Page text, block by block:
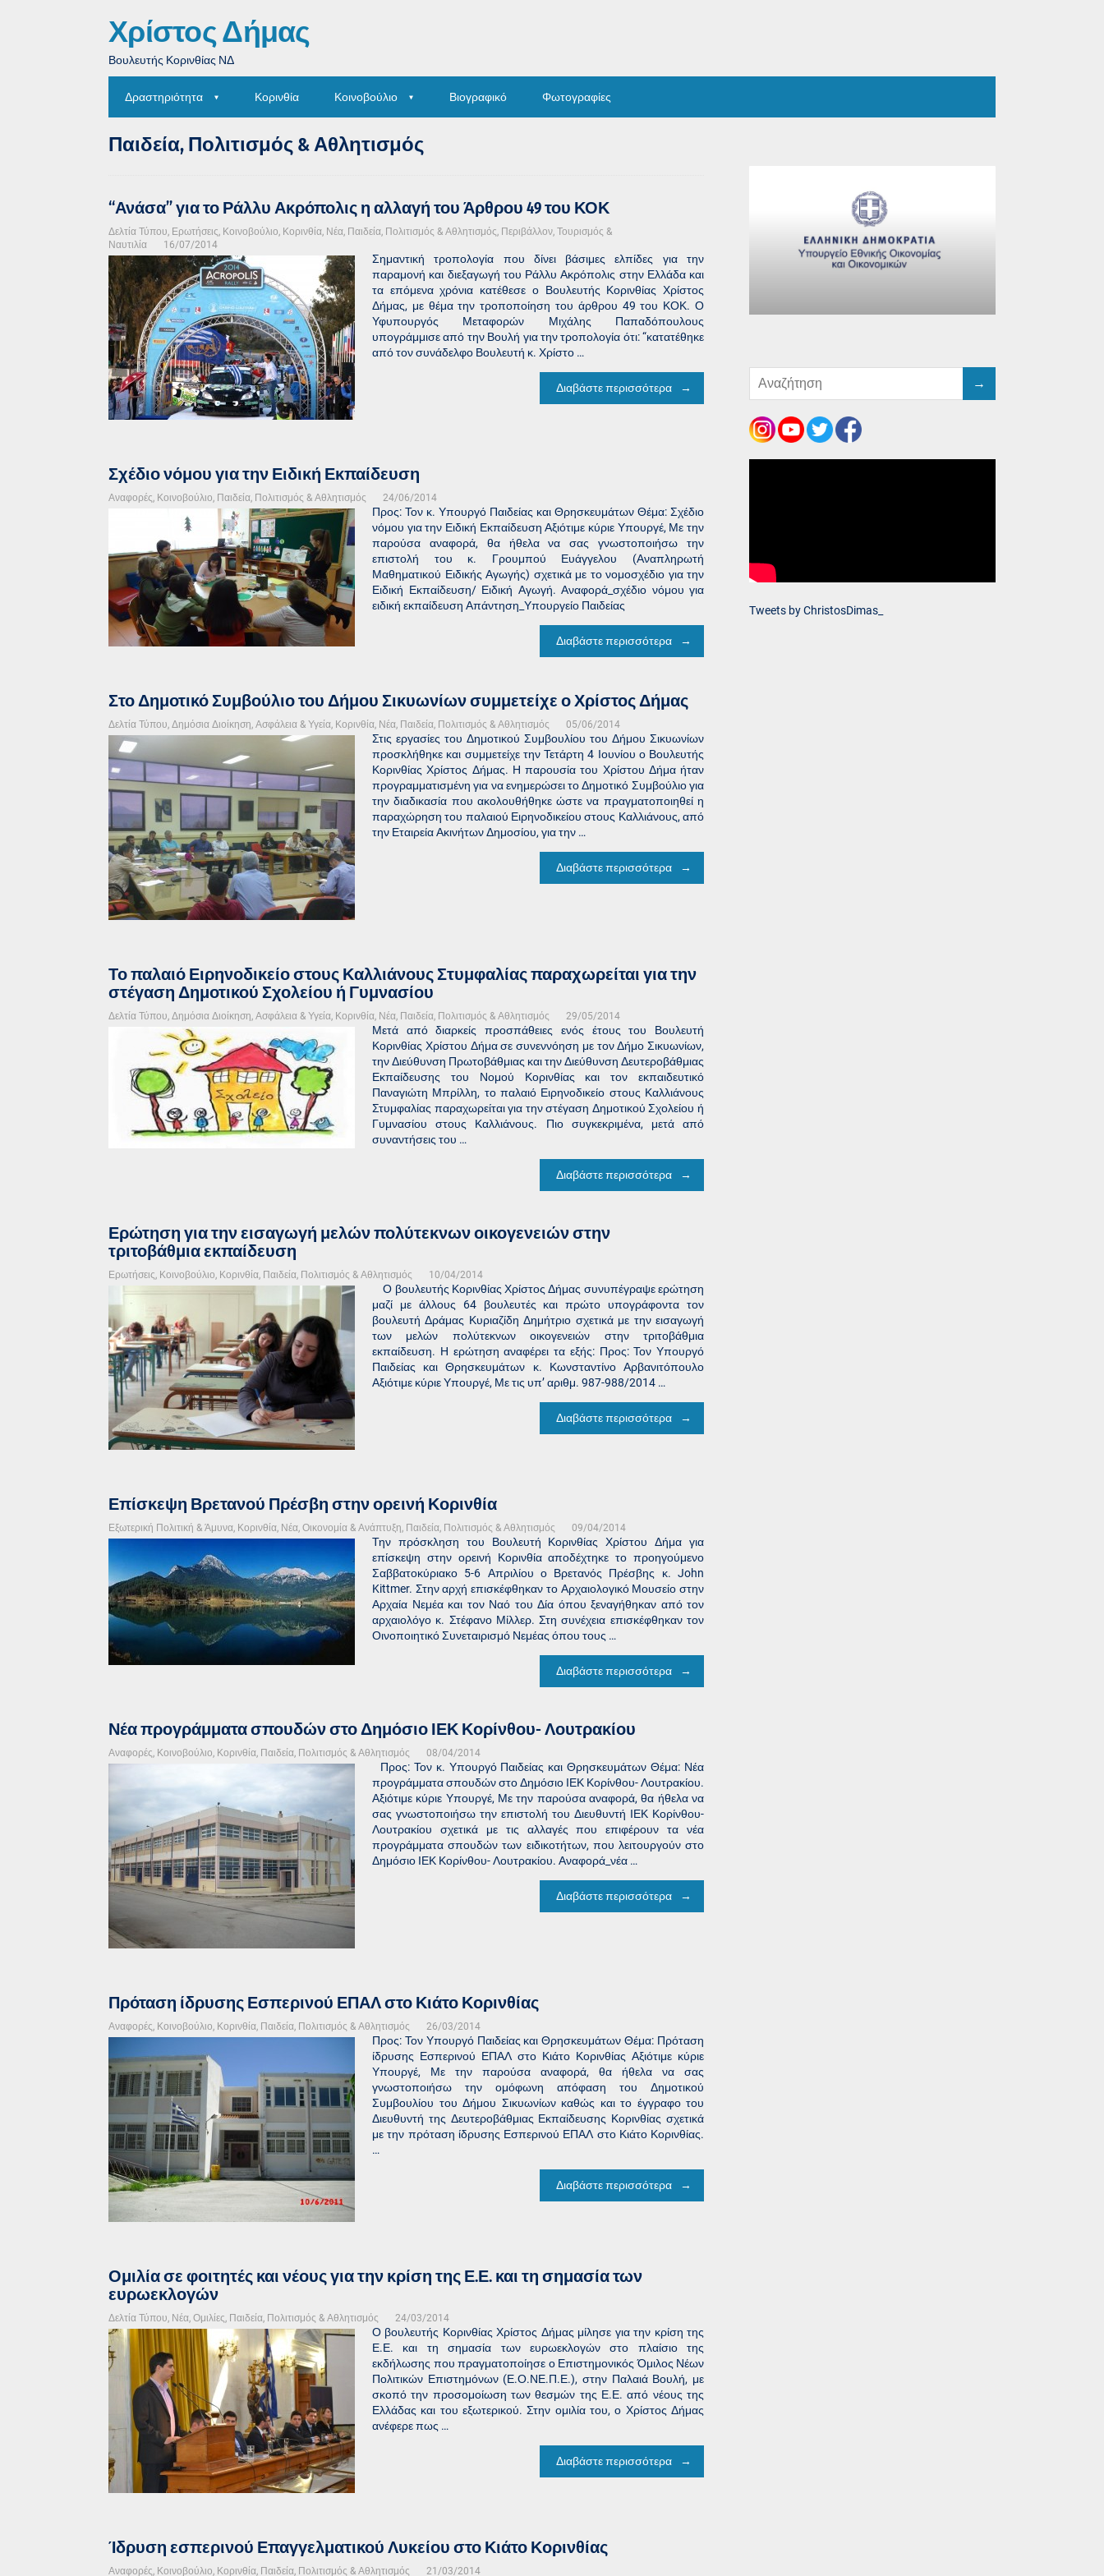
Χρίστος Δήμας
Βουλευτής Κορινθίας ΝΔ
Δραστηριότητα Κορινθία Κοινοβούλιο Βιογραφικό Φωτογραφίες
Παιδεία, Πολιτισμός & Αθλητισμός
“Ανάσα” για το Ράλλυ Ακρόπολις η αλλαγή του Άρθρου 49 του ΚΟΚ
Δελτία Τύπου, Ερωτήσεις, Κοινοβούλιο, Κορινθία, Νέα, Παιδεία, Πολιτισμός & Αθλητισμός, Περιβάλλον, Τουρισμός &
Ναυτιλία
16/07/2014
Σημαντική τροπολογία που δίνει βάσιμες ελπίδες για την
παραμονή και διεξαγωγή του Ράλλυ Ακρόπολις στην Ελλάδα και
τα επόμενα χρόνια κατέθεσε ο Βουλευτής Κορινθίας Χρίστος
Δήμας, με θέμα την τροποποίηση του άρθρου 49 του ΚΟΚ. Ο
Υφυπουργός Μεταφορών Μιχάλης Παπαδόπουλους
υπογράμμισε από την Βουλή για την τροπολογία ότι: “κατατέθηκε
από τον συνάδελφο Βουλευτή κ. Χρίστο …
Διαβάστε περισσότερα
Σχέδιο νόμου για την Ειδική Εκπαίδευση
Αναφορές, Κοινοβούλιο, Παιδεία, Πολιτισμός & Αθλητισμός 24/06/2014
Προς: Τον κ. Υπουργό Παιδείας και Θρησκευμάτων Θέμα: Σχέδιο
νόμου για την Ειδική Εκπαίδευση Αξιότιμε κύριε Υπουργέ, Με την
παρούσα αναφορά, θα ήθελα να σας γνωστοποιήσω την
επιστολή του κ. Γρουμπού Ευάγγελου (Αναπληρωτή
Μαθηματικού Ειδικής Αγωγής) σχετικά με το νομοσχέδιο για την
Ειδική Εκπαίδευση/ Ειδική Αγωγή. Αναφορά_σχέδιο νόμου για
ειδική εκπαίδευση Απάντηση_Υπουργείο Παιδείας
Διαβάστε περισσότερα
Στο Δημοτικό Συμβούλιο του Δήμου Σικυωνίων συμμετείχε ο Χρίστος Δήμας
Δελτία Τύπου, Δημόσια Διοίκηση, Ασφάλεια & Υγεία, Κορινθία, Νέα, Παιδεία, Πολιτισμός & Αθλητισμός 05/06/2014
Στις εργασίες του Δημοτικού Συμβουλίου του Δήμου Σικυωνίων
προσκλήθηκε και συμμετείχε την Τετάρτη 4 Ιουνίου ο Βουλευτής
Κορινθίας Χρίστος Δήμας. Η παρουσία του Χρίστου Δήμα ήταν
προγραμματισμένη για να ενημερώσει το Δημοτικό Συμβούλιο για
την διαδικασία που ακολουθήθηκε ώστε να πραγματοποιηθεί η
παραχώρηση του παλαιού Ειρηνοδικείου στους Καλλιάνους, από
την Εταιρεία Ακινήτων Δημοσίου, για την …
Διαβάστε περισσότερα
Το παλαιό Ειρηνοδικείο στους Καλλιάνους Στυμφαλίας παραχωρείται για την
στέγαση Δημοτικού Σχολείου ή Γυμνασίου
Δελτία Τύπου, Δημόσια Διοίκηση, Ασφάλεια & Υγεία, Κορινθία, Νέα, Παιδεία, Πολιτισμός & Αθλητισμός 29/05/2014
Μετά από διαρκείς προσπάθειες ενός έτους του Βουλευτή
Κορινθίας Χρίστου Δήμα σε συνεννόηση με τον Δήμο Σικυωνίων,
την Διεύθυνση Πρωτοβάθμιας και την Διεύθυνση Δευτεροβάθμιας
Εκπαίδευσης του Νομού Κορινθίας και τον εκπαιδευτικό
Παναγιώτη Μπρίλλη, το παλαιό Ειρηνοδικείο στους Καλλιάνους
Στυμφαλίας παραχωρείται για την στέγαση Δημοτικού Σχολείου ή
Γυμνασίου στους Καλλιάνους. Πιο συγκεκριμένα, μετά από
συναντήσεις του …
Διαβάστε περισσότερα
Ερώτηση για την εισαγωγή μελών πολύτεκνων οικογενειών στην
τριτοβάθμια εκπαίδευση
Ερωτήσεις, Κοινοβούλιο, Κορινθία, Παιδεία, Πολιτισμός & Αθλητισμός 10/04/2014
Ο βουλευτής Κορινθίας Χρίστος Δήμας συνυπέγραψε ερώτηση
μαζί με άλλους 64 βουλευτές και πρώτο υπογράφοντα τον
βουλευτή Δράμας Κυριαζίδη Δημήτριο σχετικά με την εισαγωγή
των μελών πολύτεκνων οικογενειών στην τριτοβάθμια
εκπαίδευση. Η ερώτηση αναφέρει τα εξής: Προς: Τον Υπουργό
Παιδείας και Θρησκευμάτων κ. Κωνσταντίνο Αρβανιτόπουλο
Αξιότιμε κύριε Υπουργέ, Με τις υπ’ αριθμ. 987-988/2014 …
Διαβάστε περισσότερα
Επίσκεψη Βρετανού Πρέσβη στην ορεινή Κορινθία
Εξωτερική Πολιτική & Άμυνα, Κορινθία, Νέα, Οικονομία & Ανάπτυξη, Παιδεία, Πολιτισμός & Αθλητισμός 09/04/2014
Την πρόσκληση του Βουλευτή Κορινθίας Χρίστου Δήμα για
επίσκεψη στην ορεινή Κορινθία αποδέχτηκε το προηγούμενο
Σαββατοκύριακο 5-6 Απριλίου ο Βρετανός Πρέσβης κ. John
Kittmer. Στην αρχή επισκέφθηκαν το Αρχαιολογικό Μουσείο στην
Αρχαία Νεμέα και τον Ναό του Δία όπου ξεναγήθηκαν από τον
αρχαιολόγο κ. Στέφανο Μίλλερ. Στη συνέχεια επισκέφθηκαν τον
Οινοποιητικό Συνεταιρισμό Νεμέας όπου τους …
Διαβάστε περισσότερα
Νέα προγράμματα σπουδών στο Δημόσιο ΙΕΚ Κορίνθου- Λουτρακίου
Αναφορές, Κοινοβούλιο, Κορινθία, Παιδεία, Πολιτισμός & Αθλητισμός 08/04/2014
Προς: Τον κ. Υπουργό Παιδείας και Θρησκευμάτων Θέμα: Νέα
προγράμματα σπουδών στο Δημόσιο ΙΕΚ Κορίνθου- Λουτρακίου.
Αξιότιμε κύριε Υπουργέ, Με την παρούσα αναφορά, θα ήθελα να
σας γνωστοποιήσω την επιστολή του Διευθυντή ΙΕΚ Κορίνθου-
Λουτρακίου σχετικά με τις αλλαγές που επιφέρουν τα νέα
προγράμματα σπουδών των ειδικοτήτων, που λειτουργούν στο
Δημόσιο ΙΕΚ Κορίνθου- Λουτρακίου. Αναφορά_νέα …
Διαβάστε περισσότερα
Πρόταση ίδρυσης Εσπερινού ΕΠΑΛ στο Κιάτο Κορινθίας
Αναφορές, Κοινοβούλιο, Κορινθία, Παιδεία, Πολιτισμός & Αθλητισμός 26/03/2014
Προς: Τον Υπουργό Παιδείας και Θρησκευμάτων Θέμα: Πρόταση
ίδρυσης Εσπερινού ΕΠΑΛ στο Κιάτο Κορινθίας Αξιότιμε κύριε
Υπουργέ, Με την παρούσα αναφορά, θα ήθελα να σας
γνωστοποιήσω την ομόφωνη απόφαση του Δημοτικού
Συμβουλίου του Δήμου Σικυωνίων καθώς και το έγγραφο του
Διευθυντή της Δευτεροβάθμιας Εκπαίδευσης Κορινθίας σχετικά
με την πρόταση ίδρυσης Εσπερινού ΕΠΑΛ στο Κιάτο Κορινθίας.
…
Διαβάστε περισσότερα
Ομιλία σε φοιτητές και νέους για την κρίση της Ε.Ε. και τη σημασία των
ευρωεκλογών
Δελτία Τύπου, Νέα, Ομιλίες, Παιδεία, Πολιτισμός & Αθλητισμός 24/03/2014
Ο βουλευτής Κορινθίας Χρίστος Δήμας μίλησε για την κρίση της
Ε.Ε. και τη σημασία των ευρωεκλογών στο πλαίσιο της
εκδήλωσης που πραγματοποίησε ο Επιστημονικός Όμιλος Νέων
Πολιτικών Επιστημόνων (Ε.Ο.ΝΕ.Π.Ε.), στην Παλαιά Βουλή, με
σκοπό την προσομοίωση των θεσμών της Ε.Ε. από νέους της
Ελλάδας και του εξωτερικού. Στην ομιλία του, ο Χρίστος Δήμας
ανέφερε πως …
Διαβάστε περισσότερα
Ίδρυση εσπερινού Επαγγελματικού Λυκείου στο Κιάτο Κορινθίας
Αναφορές, Κοινοβούλιο, Κορινθία, Παιδεία, Πολιτισμός & Αθλητισμός 21/03/2014
Tweets by ChristosDimas_